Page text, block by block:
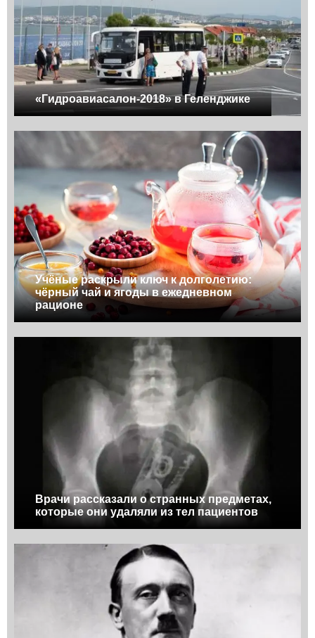
«Гидроавиасалон-2018» в Геленджике
Учёные раскрыли ключ к долголетию:
чёрный чай и ягоды в ежедневном
рационе
Врачи рассказали о странных предметах,
которые они удаляли из тел пациентов